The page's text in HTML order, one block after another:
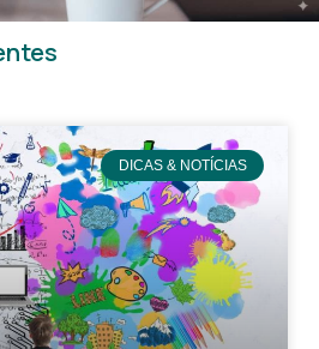
DICAS & NOTÍCIAS